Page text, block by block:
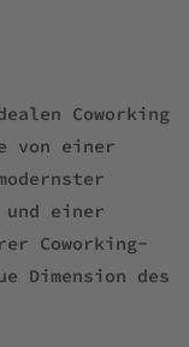
Coworking
von einer
einer
Coworking-
Dimension des